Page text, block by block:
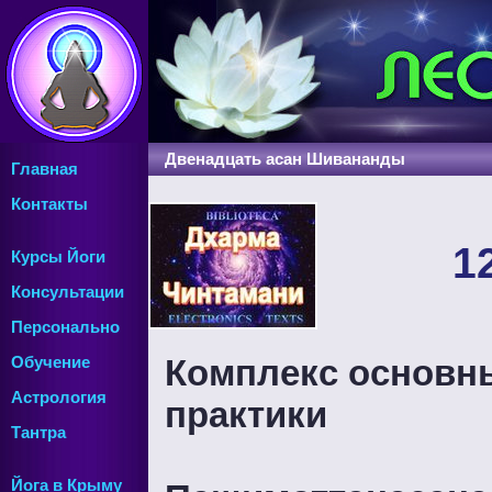
Главная
Контакты
Курсы Йоги
Консультации
Персонально
Обучение
Астрология
Тантра
Йога в Крыму
Двенадцать асан Шивананды
Комплекс
практики